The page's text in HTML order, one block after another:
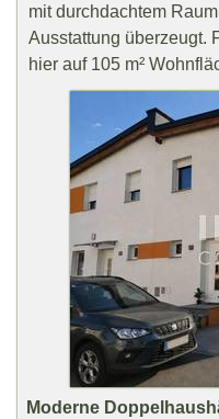
mit durchdachtem
Ausstattung überzeugt.
hier auf 105 m²
Moderne